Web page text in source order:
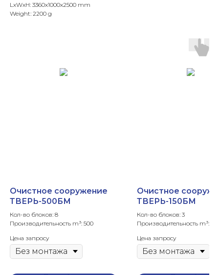
LxWxH: 3360x1000x2500 mm
Weight: 2200 g
Очистное сооружение
ТВЕРЬ-500БМ
Кол-во блоков: 8
Производительность m³: 500
Цена запросу
Очистное
ТВЕРЬ-150БМ
Кол-во блоков: 3
Производительность m³: 150
Цена запросу